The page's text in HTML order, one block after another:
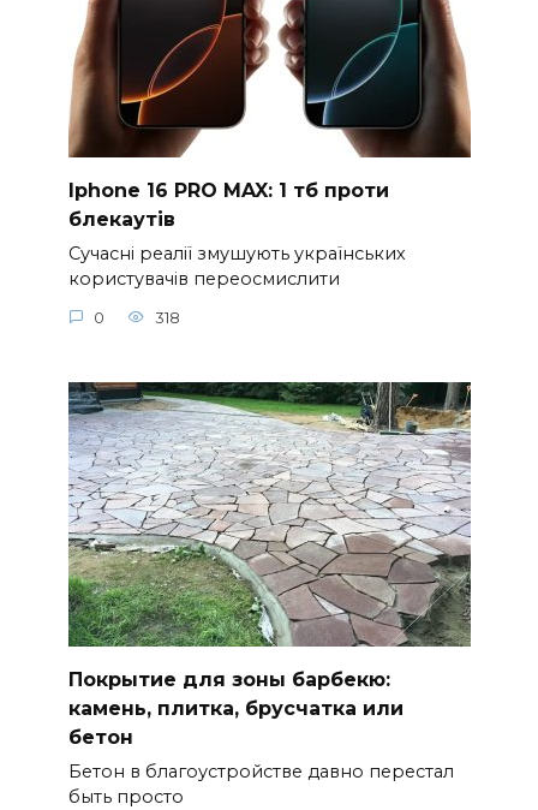
Iphone 16 PRO MAX: 1 тб проти
блекаутів
Сучасні реалії змушують українських
користувачів переосмислити
0 318
Покрытие для зоны барбекю:
камень, плитка, брусчатка или
бетон
Бетон в благоустройстве давно перестал
быть просто